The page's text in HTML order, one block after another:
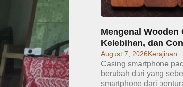
Mengenal Wooden
Kelebihan, dan
August 7, 2026Kerajinan
Casing smartphone
berubah dari yang
smartphone dari